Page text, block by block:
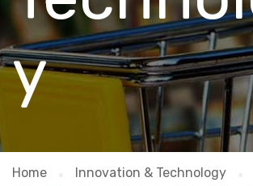
y
Home
Innovation & Technology